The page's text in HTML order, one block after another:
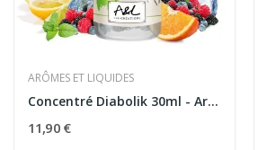
ARÔMES ET LIQUIDES
Concentré Diabolik 30ml - Arômes et Liquides
11,90 €